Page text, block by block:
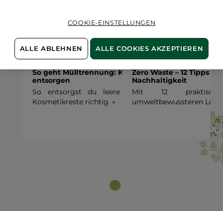
So geht Mülltrennung: Kosmetik richtig
entsorgen
So entsorgst du leere Verpackungen und
Kosmetikreste richtig.
Zero Waste – 12 Tipps
Nachhaltigkeit
Mit 12
umweltbewussteren
COOKIE-EINSTELLUNGEN
ALLE ABLEHNEN ALLE COOKIES AKZEPTIEREN